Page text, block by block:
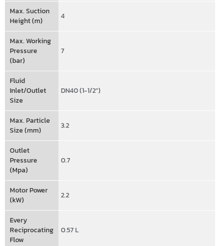
Max. Suction
Height (m)
4
Max. Working
Pressure
(bar)
7
Fluid
Inlet/Outlet
Size
DN40 (1-1/2")
Max. Particle
Size (mm)
3.2
Outlet
Pressure
(Mpa)
0.7
Motor Power
(kW)
2.2
Every
Reciprocating
Flow
0.57 L